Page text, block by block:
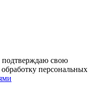
свою
персональных